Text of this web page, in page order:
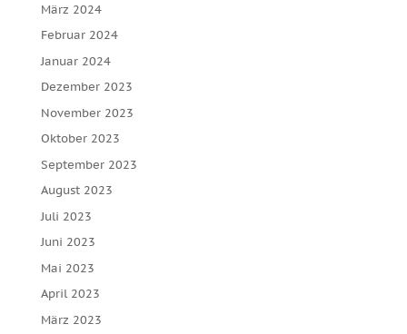
März 2024
Februar 2024
Januar 2024
Dezember 2023
November 2023
Oktober 2023
September 2023
August 2023
Juli 2023
Juni 2023
Mai 2023
April 2023
März 2023